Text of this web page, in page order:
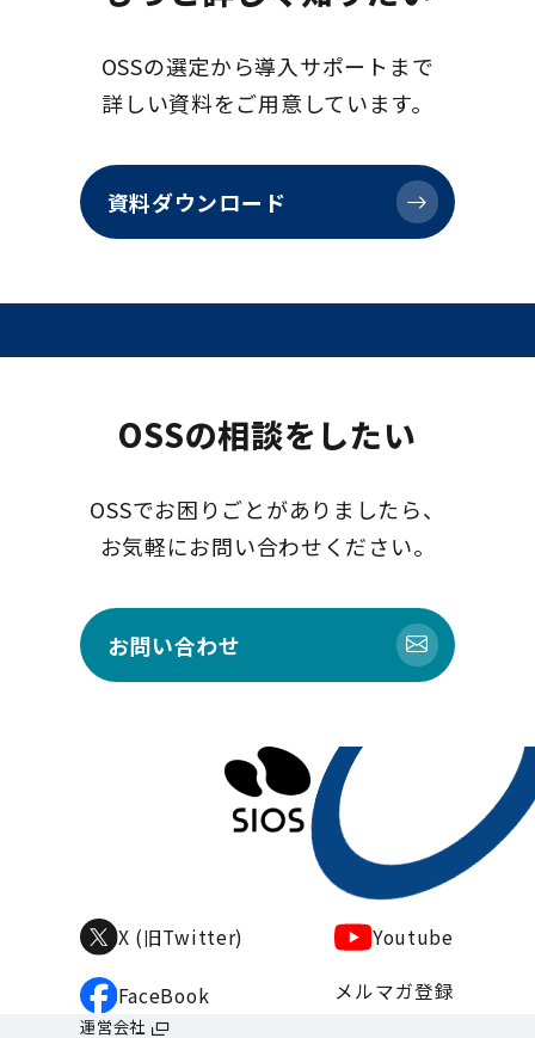
OSSの選定から導入サポートまで
詳しい資料をご用意しています。
資料ダウンロード
OSSの相談をしたい
OSSでお困りごとがありましたら、
お気軽にお問い合わせください。
お問い合わせ
X (旧Twitter)
FaceBook
Youtube
メルマガ登録
運営会社